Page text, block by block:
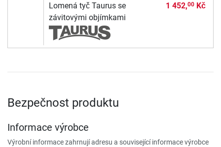
Lomená tyč Taurus se
závitovými objímkami
1 452,00Kč
Bezpečnost produktu
Informace výrobce
Výrobní informace zahrnují adresu a související informace výrobce